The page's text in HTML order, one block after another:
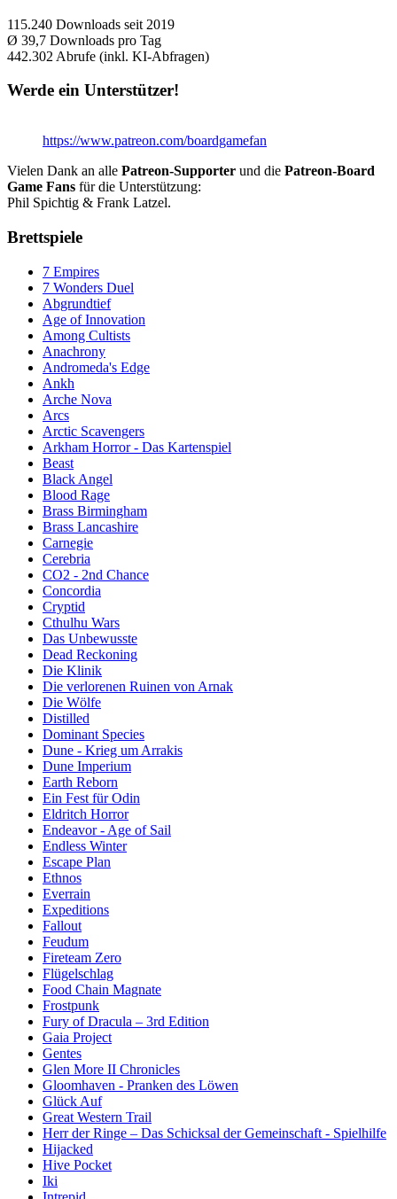
115.240 Downloads seit 2019
Ø 39,7 Downloads pro Tag
442.302 Abrufe (inkl. KI-Abfragen)
Werde ein Unterstützer!
https://www.patreon.com/boardgamefan
Vielen Dank an alle Patreon-Supporter und die Patreon-Board
Game Fans für die Unterstützung:
Phil Spichtig & Frank Latzel.
Brettspiele
7 Empires
7 Wonders Duel
Abgrundtief
Age of Innovation
Among Cultists
Anachrony
Andromeda's Edge
Ankh
Arche Nova
Arcs
Arctic Scavengers
Arkham Horror - Das Kartenspiel
Beast
Black Angel
Blood Rage
Brass Birmingham
Brass Lancashire
Carnegie
Cerebria
CO2 - 2nd Chance
Concordia
Cryptid
Cthulhu Wars
Das Unbewusste
Dead Reckoning
Die Klinik
Die verlorenen Ruinen von Arnak
Die Wölfe
Distilled
Dominant Species
Dune - Krieg um Arrakis
Dune Imperium
Earth Reborn
Ein Fest für Odin
Eldritch Horror
Endeavor - Age of Sail
Endless Winter
Escape Plan
Ethnos
Everrain
Expeditions
Fallout
Feudum
Fireteam Zero
Flügelschlag
Food Chain Magnate
Frostpunk
Fury of Dracula – 3rd Edition
Gaia Project
Gentes
Glen More II Chronicles
Gloomhaven - Pranken des Löwen
Glück Auf
Great Western Trail
Herr der Ringe – Das Schicksal der Gemeinschaft - Spielhilfe
Hijacked
Hive Pocket
Iki